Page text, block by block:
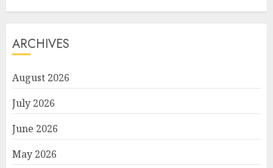
ARCHIVES
August 2026
July 2026
June 2026
May 2026